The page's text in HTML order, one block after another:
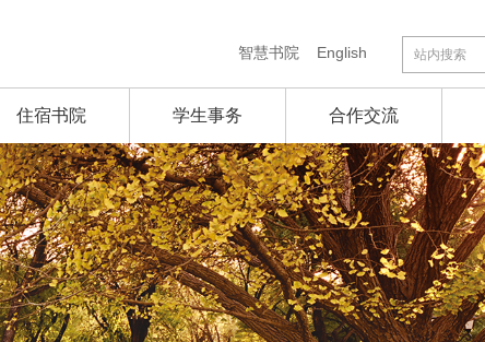
智慧书院 English
住宿书院 学生事务 合作交流